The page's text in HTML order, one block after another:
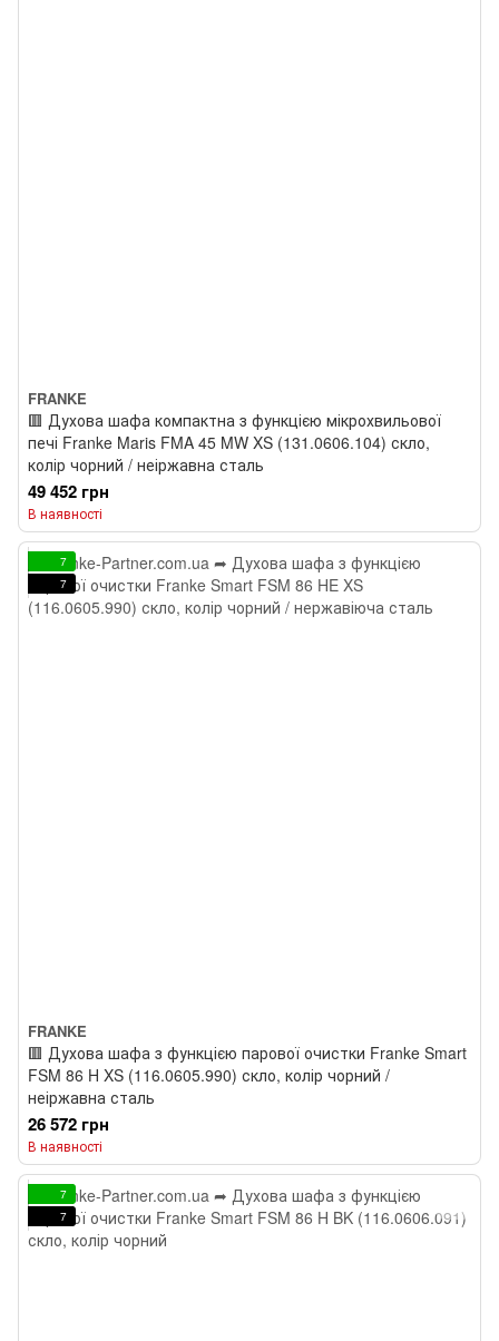
FRANKE
🟥 Духова шафа компактна з функцією мікрохвильової
печі Franke Maris FMA 45 MW XS (131.0606.104) скло,
колір чорний / неіржавна сталь
49 452 грн
В наявності
7
7
FRANKE
🟥 Духова шафа з функцією парової очистки Franke Smart
FSM 86 H XS (116.0605.990) скло, колір чорний /
неіржавна сталь
26 572 грн
В наявності
7
7